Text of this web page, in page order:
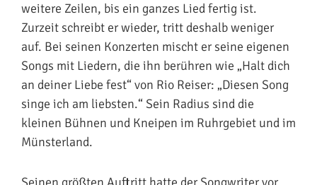
weitere Zeilen, bis ein ganzes Lied fertig ist.
Zurzeit schreibt er wieder, tritt deshalb weniger
auf. Bei seinen Konzerten mischt er seine eigenen
Songs mit Liedern, die ihn berühren wie „Halt dich
an deiner Liebe fest“ von Rio Reiser: „Diesen Song
singe ich am liebsten.“ Sein Radius sind die
kleinen Bühnen und Kneipen im Ruhrgebiet und im
Münsterland.